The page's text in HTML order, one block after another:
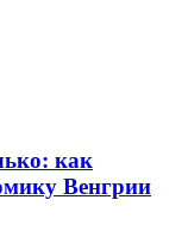
как
Венгрии